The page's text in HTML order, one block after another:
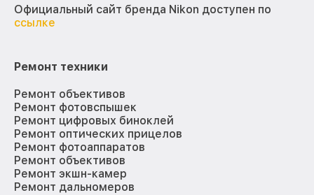
Официальный сайт бренда Nikon доступен по
ссылке
Ремонт техники
Ремонт объективов
Ремонт фотовспышек
Ремонт цифровых биноклей
Ремонт оптических прицелов
Ремонт фотоаппаратов
Ремонт объективов
Ремонт экшн-камер
Ремонт дальномеров